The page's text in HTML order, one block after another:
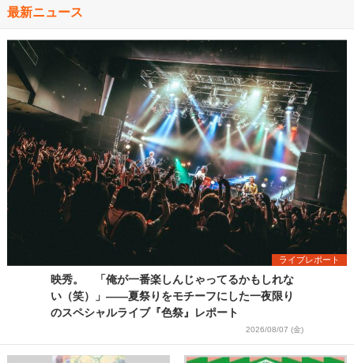
最新ニュース
ライブレポート
映秀。 「俺が一番楽しんじゃってるかもしれな
い（笑）」――夏祭りをモチーフにした一夜限り
のスペシャルライブ『色祭』レポート
2026/08/07 (金)